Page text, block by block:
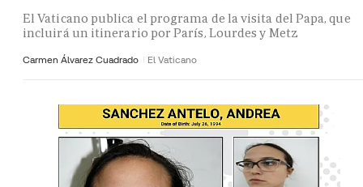
El Vaticano publica el programa de la visita del Papa, que
incluirá un itinerario por París, Lourdes y Metz
Carmen Álvarez Cuadrado El Vaticano